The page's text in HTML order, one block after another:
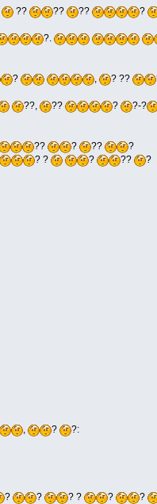
?? ?? ?? ?
?.
? , ? ??
??, ?? ? ?-?
?? ? ??
?
? ? ? ??
?
, ?
?:
? ? ? ? ? ?